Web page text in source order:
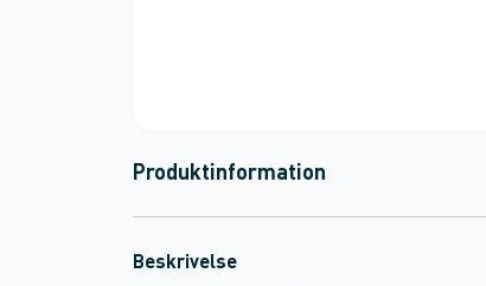
Produktinformation
Beskrivelse